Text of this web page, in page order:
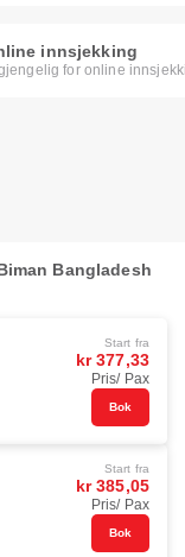
innsjekking
for online
Bangladesh
Start fra
kr 377,33
Pris/ Pax
Bok
Start fra
kr 385,05
Pris/ Pax
Bok